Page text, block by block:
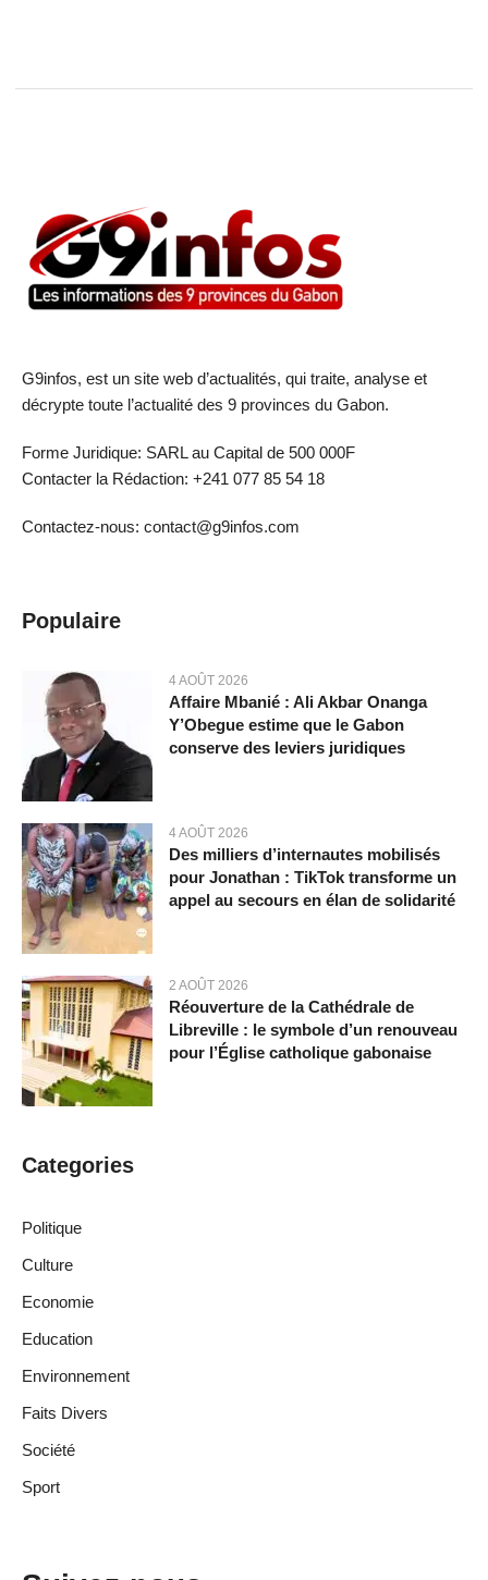
G9infos, est un site web d’actualités, qui traite, analyse et
décrypte toute l’actualité des 9 provinces du Gabon.
Forme Juridique: SARL au Capital de 500 000F
Contacter la Rédaction: +241 077 85 54 18
Contactez-nous: contact@g9infos.com
Populaire
4 AOÛT 2026
Affaire Mbanié : Ali Akbar Onanga
Y’Obegue estime que le Gabon
conserve des leviers juridiques
4 AOÛT 2026
Des milliers d’internautes mobilisés
pour Jonathan : TikTok transforme un
appel au secours en élan de solidarité
2 AOÛT 2026
Réouverture de la Cathédrale de
Libreville : le symbole d’un renouveau
pour l’Église catholique gabonaise
Categories
Politique
Culture
Economie
Education
Environnement
Faits Divers
Société
Sport